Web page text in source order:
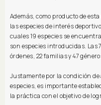
Además, como producto de
las especies de interés
cuales 19 especies se
son especies introducidas. Las
órdenes, 22 familias y 47
Justamente por la condición
especies, es importante
la práctica con el objetivo de